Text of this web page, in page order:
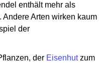
enthält mehr als
Andere Arten wirken kaum
der
der Eisenhutzum